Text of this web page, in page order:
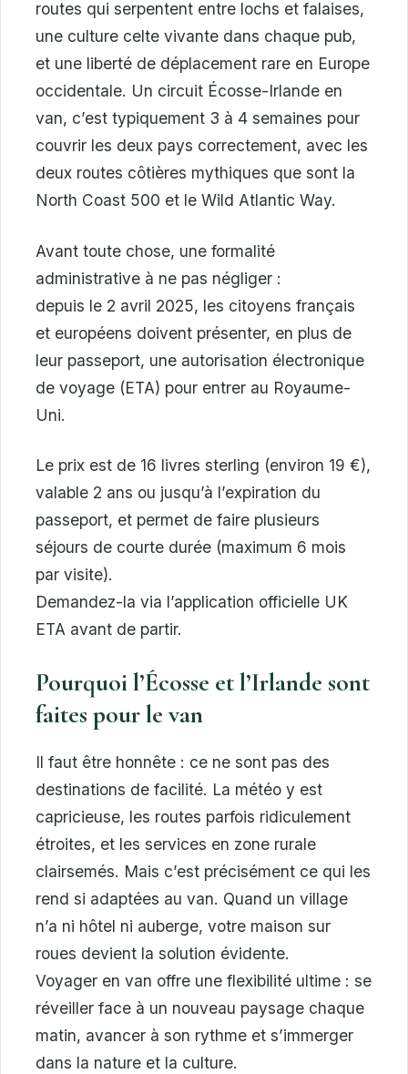
routes qui serpentent entre lochs et falaises,
une culture celte vivante dans chaque pub,
et une liberté de déplacement rare en Europe
occidentale. Un circuit Écosse-Irlande en
van, c’est typiquement 3 à 4 semaines pour
couvrir les deux pays correctement, avec les
deux routes côtières mythiques que sont la
North Coast 500 et le Wild Atlantic Way.
Avant toute chose, une formalité
administrative à ne pas négliger :
depuis le 2 avril 2025, les citoyens français
et européens doivent présenter, en plus de
leur passeport, une autorisation électronique
de voyage (ETA) pour entrer au Royaume-
Uni.
Le prix est de 16 livres sterling (environ 19 €),
valable 2 ans ou jusqu’à l’expiration du
passeport, et permet de faire plusieurs
séjours de courte durée (maximum 6 mois
par visite).
Demandez-la via l’application officielle UK
ETA avant de partir.
Pourquoi l’Écosse et l’Irlande sont
faites pour le van
Il faut être honnête : ce ne sont pas des
destinations de facilité. La météo y est
capricieuse, les routes parfois ridiculement
étroites, et les services en zone rurale
clairsemés. Mais c’est précisément ce qui les
rend si adaptées au van. Quand un village
n’a ni hôtel ni auberge, votre maison sur
roues devient la solution évidente.
Voyager en van offre une flexibilité ultime : se
réveiller face à un nouveau paysage chaque
matin, avancer à son rythme et s’immerger
dans la nature et la culture.